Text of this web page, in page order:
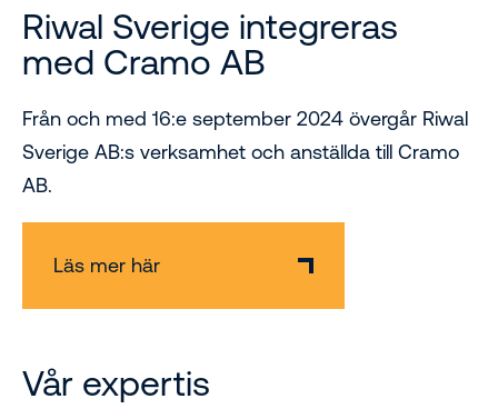
Riwal Sverige integreras
med Cramo AB
Från och med 16:e september 2024 övergår Riwal
Sverige AB:s verksamhet och anställda till Cramo
AB.
Läs mer här
Vår expertis